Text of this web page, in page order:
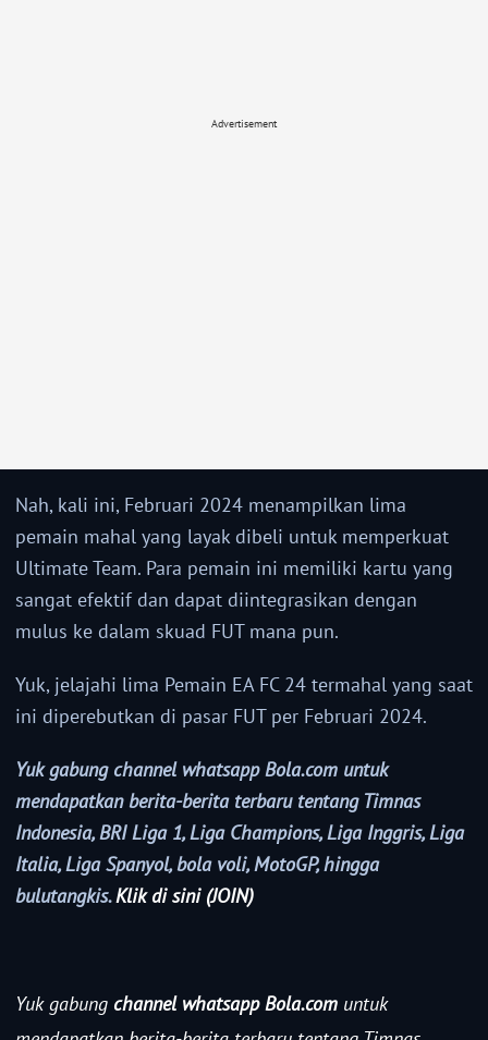
Advertisement
Nah, kali ini, Februari 2024 menampilkan lima
pemain mahal yang layak dibeli untuk memperkuat
Ultimate Team. Para pemain ini memiliki kartu yang
sangat efektif dan dapat diintegrasikan dengan
mulus ke dalam skuad FUT mana pun.
Yuk, jelajahi lima Pemain EA FC 24 termahal yang saat
ini diperebutkan di pasar FUT per Februari 2024.
Yuk gabung channel whatsapp Bola.com untuk
mendapatkan berita-berita terbaru tentang Timnas
Indonesia, BRI Liga 1, Liga Champions, Liga Inggris, Liga
Italia, Liga Spanyol, bola voli, MotoGP, hingga
bulutangkis.Klik di sini (JOIN)
Yuk gabung channel whatsapp Bola.com untuk